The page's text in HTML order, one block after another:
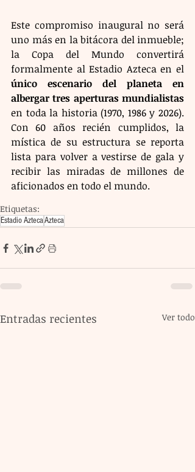
Este compromiso inaugural no será
uno más en la bitácora del inmueble;
la Copa del Mundo convertirá
único escenario del planeta en
albergar tres aperturas mundialistas
en toda la historia (1970, 1986 y 2026).
Con 60 años recién cumplidos, la
mística de su estructura se reporta
lista para volver a vestirse de gala y
recibir las miradas de millones de
aficionados en todo el mundo.
Etiquetas:
Estadio AztecaAzteca
Entradas recientes Ver todo